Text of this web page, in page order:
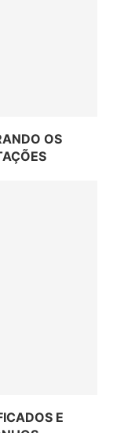
OS
E